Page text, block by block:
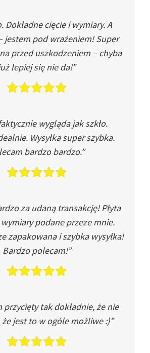
Dokładne cięcie i wymiary. A
jestem pod wrażeniem! Super
przed uszkodzeniem – chyba
lepiej się nie da!”
wygląda jak szkło.
Wysyłka super szybka.
bardzo bardzo.”
za udaną transakcję! Płyta
podane przeze mnie.
zapakowana i szybka wysyłka!
Bardzo polecam!”
przycięty tak dokładnie, że nie
że jest to w ogóle możliwe :)”